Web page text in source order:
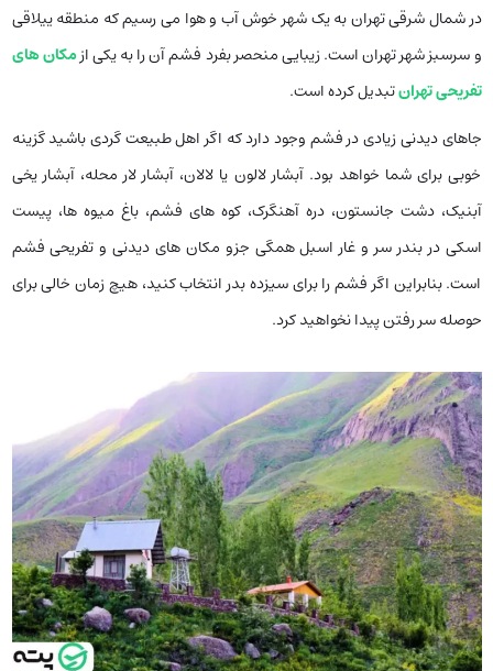
در شمال شرقی تهران به یک شهر خوش آب و هوا می رسیم که منطقه ییلاقی
و سرسبز شهر تهران است. زیبایی منحصر بفرد فشم آن را به یکی ازمکان های
تفریحی تهرانتبدیل کرده است.
جاهای دیدنی زیادی در فشم وجود دارد که اگر اهل طبیعت گردی باشید گزینه
خوبی برای شما خواهد بود. آبشار لالون یا لالان، آبشار لار محله، آبشار یخی
آبنیک، دشت جانستون، دره آهنگرک، کوه های فشم، باغ میوه ها، پیست
اسکی در بندر سر و غار اسبل همگی جزو مکان های دیدنی و تفریحی فشم
است. بنابراین اگر فشم را برای سیزده بدر انتخاب کنید، هیچ زمان خالی برای
حوصله سر رفتن پیدا نخواهید کرد.